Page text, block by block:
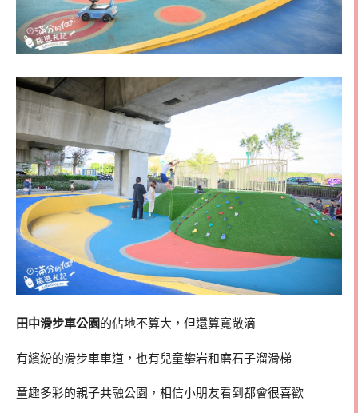
田中滑步車公園的佔地不算大，但還算寬敞滴
有繽紛的滑步車車道，也有兒童攀岩和磨石子溜滑梯
童趣多彩的親子共融公園，相信小朋友看到都會很喜歡